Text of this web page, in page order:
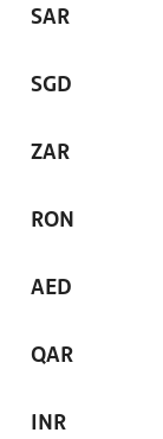
SAR
SGD
ZAR
RON
AED
QAR
INR